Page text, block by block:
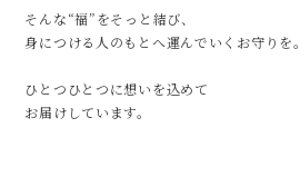
そんな“福”をそっと結び、
身につける人のもとへ運んでいくお守りを。
ひとつひとつに想いを込めて
お届けしています。